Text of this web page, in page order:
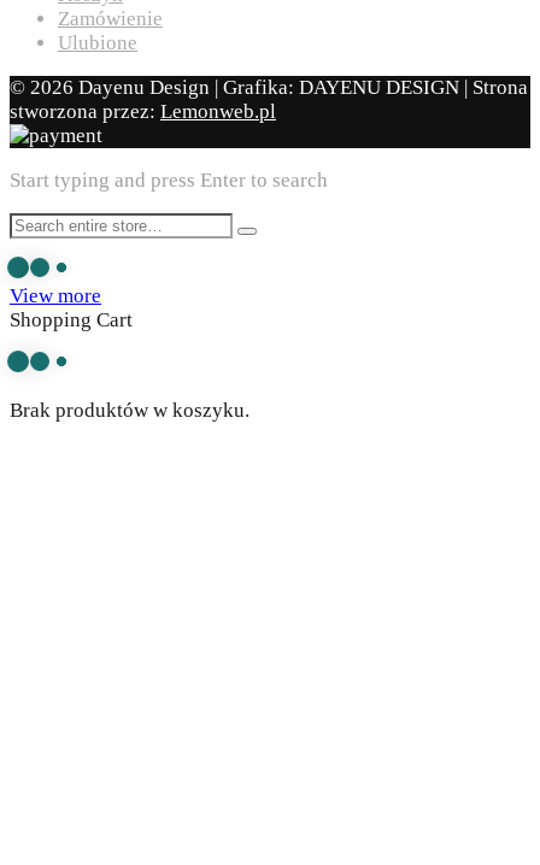
Zamówienie
Ulubione
© 2026 Dayenu Design | Grafika: DAYENU DESIGN | Strona
stworzona przez: Lemonweb.pl
Start typing and press Enter to search
View more
Shopping Cart
Brak produktów w koszyku.